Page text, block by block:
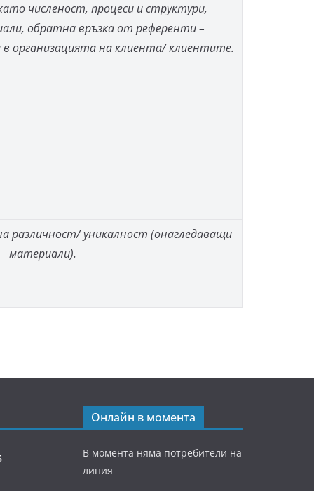
численост, процеси и структури,
обратна връзка от референти –
организацията на клиента/ клиентите.
различност/ уникалност (онагледаващи
материали).
Онлайн в момента
В момента няма потребители на
линия